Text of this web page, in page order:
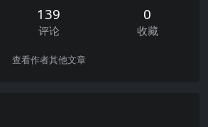
139
评论
0
收藏
查看作者其他文章